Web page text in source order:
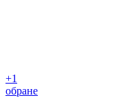
+1
обране